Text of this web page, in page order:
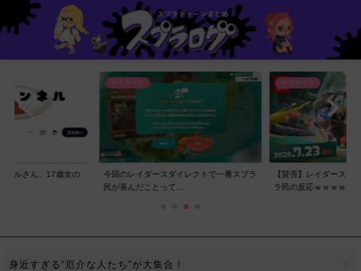
ネルさん、17歳女の
レイダース
今回のレイダースダイレクトで一番スプラ
民が喜んだことって...
レイダース
【賛否】レイダースダ
ラ民の反応ｗｗｗｗ...
身近すぎる“厄介な人たち”が大集合！